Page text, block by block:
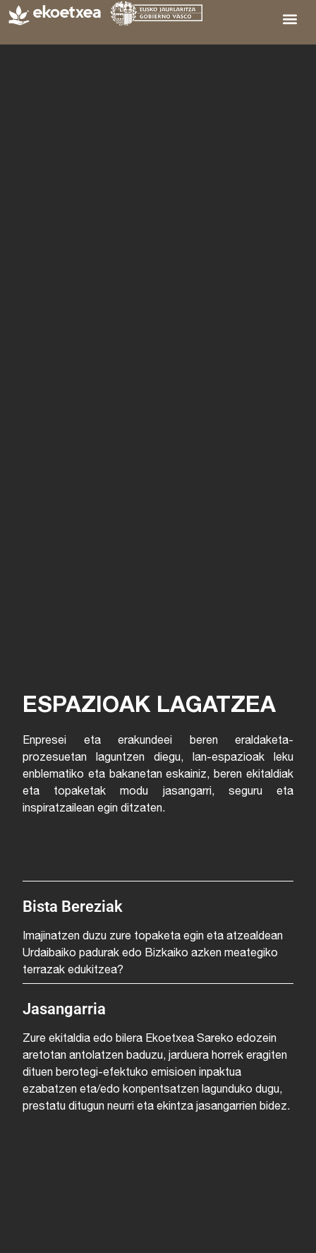
ESPAZIOAK LAGATZEA
Enpresei eta erakundeei beren eraldaketa-
prozesuetan laguntzen diegu, lan-espazioak leku
enblematiko eta bakanetan eskainiz, beren ekitaldiak
eta topaketak modu jasangarri, seguru eta
inspiratzailean egin ditzaten.
Bista Bereziak
Imajinatzen duzu zure topaketa egin eta atzealdean
Urdaibaiko padurak edo Bizkaiko azken meategiko
terrazak edukitzea?
Jasangarria
Zure ekitaldia edo bilera Ekoetxea Sareko edozein
aretotan antolatzen baduzu, jarduera horrek eragiten
dituen berotegi-efektuko emisioen inpaktua
ezabatzen eta/edo konpentsatzen lagunduko dugu,
prestatu ditugun neurri eta ekintza jasangarrien bidez.